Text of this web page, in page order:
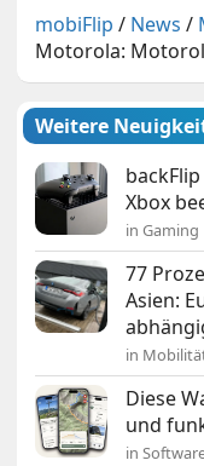
mobiFlip / News /
Motorola:
Weitere
Xbox
in Gaming
77
Asien:
in
Diese
und
in